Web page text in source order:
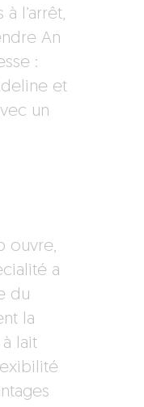
l’arrêt,
An
:
et
un
ouvre,
a
du
la
lait